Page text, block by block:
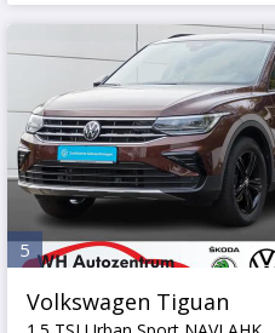
5
Volkswagen Tiguan